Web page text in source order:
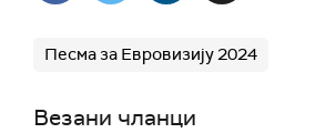
Песма за Евровизију 2024
Везани чланци